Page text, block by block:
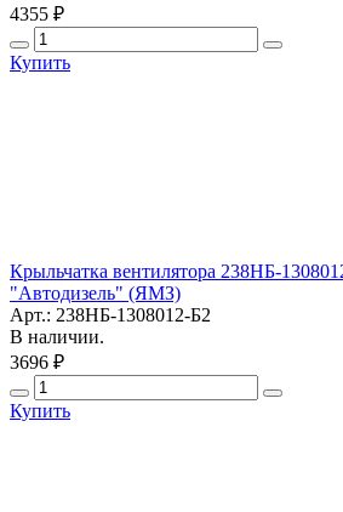
4355 ₽
Купить
Крыльчатка вентилятора 238НБ-
"Автодизель" (ЯМЗ)
Арт.: 238НБ-1308012-Б2
В наличии.
3696 ₽
Купить